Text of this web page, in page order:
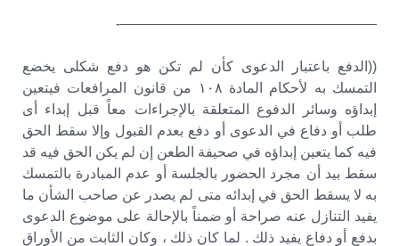
——————————————————-
((الدفع باعتبار الدعوى كأن لم تكن هو دفع شكلى يخضع
التمسك به لأحكام المادة ١٠٨ من قانون المرافعات فيتعين
إبداؤه وسائر الدفوع المتعلقة بالإجراءات معاً قبل إبداء أى
طلب أو دفاع في الدعوى أو دفع بعدم القبول وإلا سقط الحق
فيه كما يتعين إبداؤه في صحيفة الطعن إن لم يكن الحق فيه قد
سقط بيد أن مجرد الحضور بالجلسة أو عدم المبادرة بالتمسك
به لا يسقط الحق في إبدائه متى لم يصدر عن صاحب الشأن ما
يفيد التنازل عنه صراحة أو ضمناً بالإحالة على موضوع الدعوى
بدفع أو دفاع يفيد ذلك . لما كان ذلك ، وكان الثابت من الأوراق